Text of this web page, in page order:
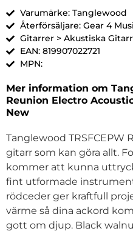
Varumärke: Tanglewood
Återförsäljare: Gear 4
Gitarrer > Akustiska
EAN: 819907022721
MPN:
Mer information om
Reunion Electro
New
Tanglewood TRSFCEPW
gitarr som kan göra allt.
kommer att kunna
fint utformade
rödceder ger kraftfull
värme så dina ackord
gott om djup. Black